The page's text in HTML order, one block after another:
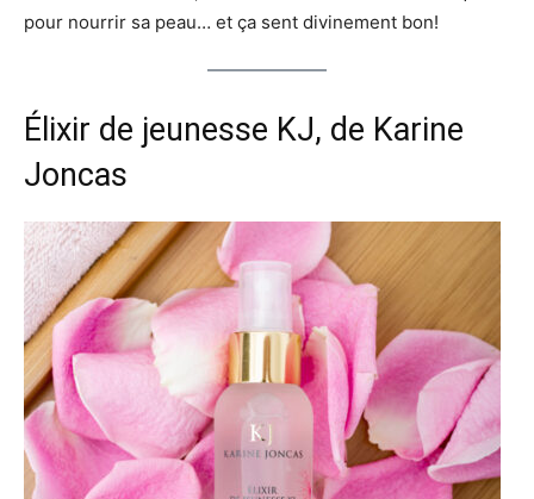
pour nourrir sa peau… et ça sent divinement bon!
Élixir de jeunesse KJ, de Karine
Joncas